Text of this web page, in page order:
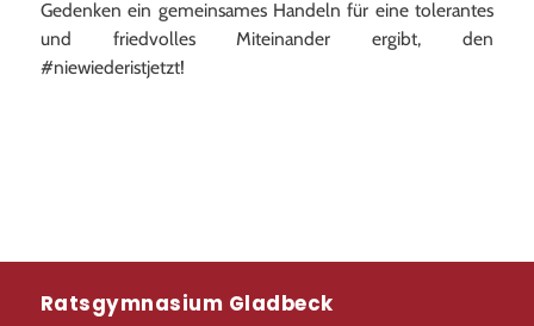
Gedenken ein gemeinsames Handeln für eine tolerantes
und friedvolles Miteinander ergibt, den
#niewiederistjetzt!
Ratsgymnasium Gladbeck